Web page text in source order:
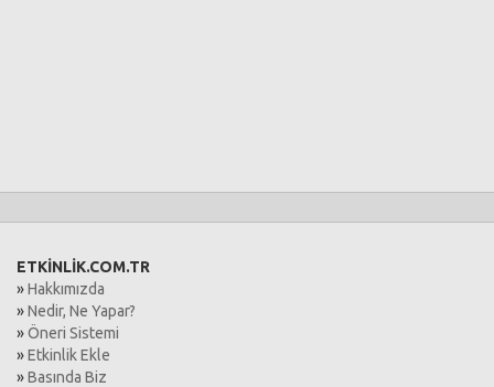
ETKİNLİK.COM.TR
»Hakkımızda
»Nedir, Ne Yapar?
»Öneri Sistemi
»Etkinlik Ekle
»Basında Biz